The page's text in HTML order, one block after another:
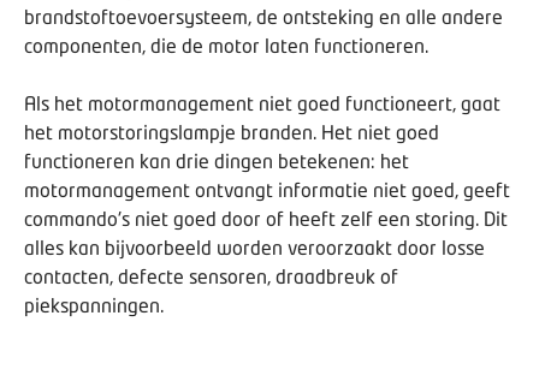
brandstoftoevoersysteem, de ontsteking en alle andere
componenten, die de motor laten functioneren.
Als het motormanagement niet goed functioneert, gaat
het motorstoringslampje branden. Het niet goed
functioneren kan drie dingen betekenen: het
motormanagement ontvangt informatie niet goed, geeft
commando's niet goed door of heeft zelf een storing. Dit
alles kan bijvoorbeeld worden veroorzaakt door losse
contacten, defecte sensoren, draadbreuk of
piekspanningen.